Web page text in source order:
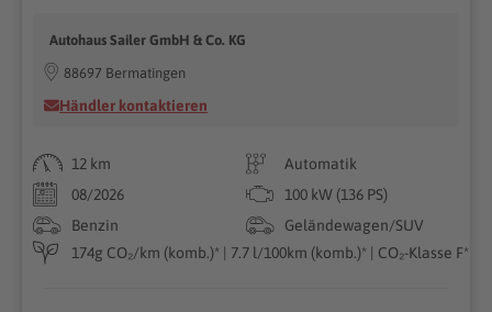
Autohaus Sailer GmbH & Co. KG
88697 Bermatingen
Händler kontaktieren
12 km
Automatik
08/2026
100 kW (136 PS)
Benzin
Geländewagen/SUV
174g CO₂/km (komb.)* | 7.7 l/100km (komb.)* | CO₂-Klasse F*